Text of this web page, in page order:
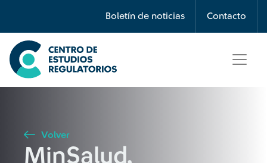
Boletín de noticias Contacto
Búsqueda
Seleccione país
Volver
MinSalud,